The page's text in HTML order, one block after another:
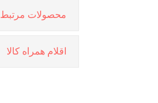
محصولات مرتبط
اقلام همراه كالا